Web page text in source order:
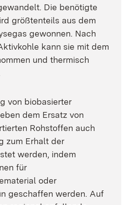
Die benötigte
größtenteils aus dem
gewonnen. Nach
kann sie mit dem
und thermisch
von biobasierter
dem Ersatz von
Rohstoffen auch
zum Erhalt der
werden, indem
für
oder
geschaffen werden. Auf